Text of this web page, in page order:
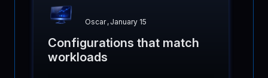
Oscar , January 15
Configurations that match
workloads